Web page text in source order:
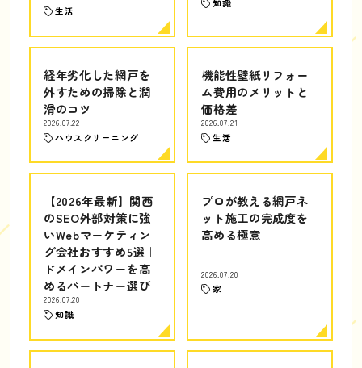
生活
知識
経年劣化した網戸を
外すための掃除と潤
滑のコツ
2026.07.22
ハウスクリーニング
機能性壁紙リフォー
ム費用のメリットと
価格差
2026.07.21
生活
【2026年最新】関西
のSEO外部対策に強
いWebマーケティン
グ会社おすすめ5選｜
ドメインパワーを高
めるパートナー選び
2026.07.20
知識
プロが教える網戸ネ
ット施工の完成度を
高める極意
2026.07.20
家